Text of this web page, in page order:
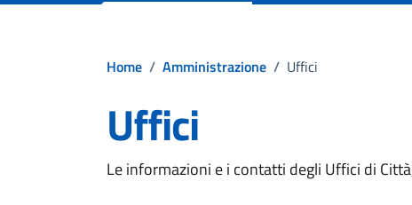
Home / Amministrazione / Uffici
Uffici
Le informazioni e i contatti degli Uffici di